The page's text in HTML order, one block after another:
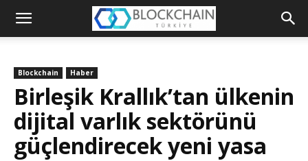
Blockchain
Platformu
Blockchain Haber
Birleşik Krallık’tan ülkenin
dijital varlık sektörünü
güçlendirecek yeni yasa